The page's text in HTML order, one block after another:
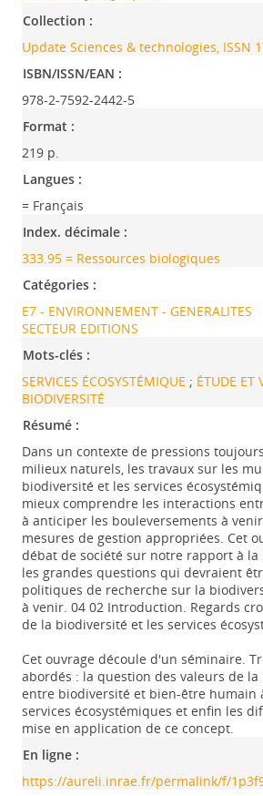
Collection :
Update Sciences & technologies, ISSN
ISBN/ISSN/EAN :
978-2-7592-2442-5
Format :
219 p.
Langues :
= Français
Index. décimale :
333.95 = Ressources biologiques
Catégories :
E7 - ENVIRONNEMENT - GENERALITES
SECTEUR EDITIONS
Mots-clés :
SERVICES ÉCOSYSTÉMIQUE ; ÉTUDE ET
BIODIVERSITÉ
Résumé :
Dans un contexte de pressions
milieux naturels, les travaux sur les
biodiversité et les services
mieux comprendre les interactions
à anticiper les bouleversements à
mesures de gestion appropriées. Cet
débat de société sur notre rapport à
les grandes questions qui devraient
politiques de recherche sur la
à venir. 04 02 Introduction. Regards
de la biodiversité et les services
Cet ouvrage découle d'un séminaire.
abordés : la question des valeurs de
entre biodiversité et bien-être humain
services écosystémiques et enfin les
mise en application de ce concept.
En ligne :
https://aureli.inrae.fr/permalink/f/